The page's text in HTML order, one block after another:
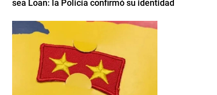
sea Loan: la Policía confirmó su identidad